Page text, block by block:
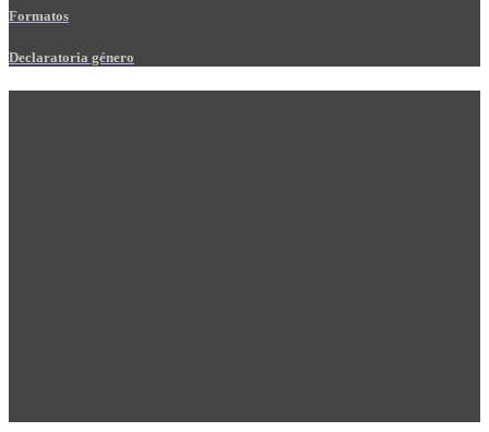
Formatos
Declaratoria género